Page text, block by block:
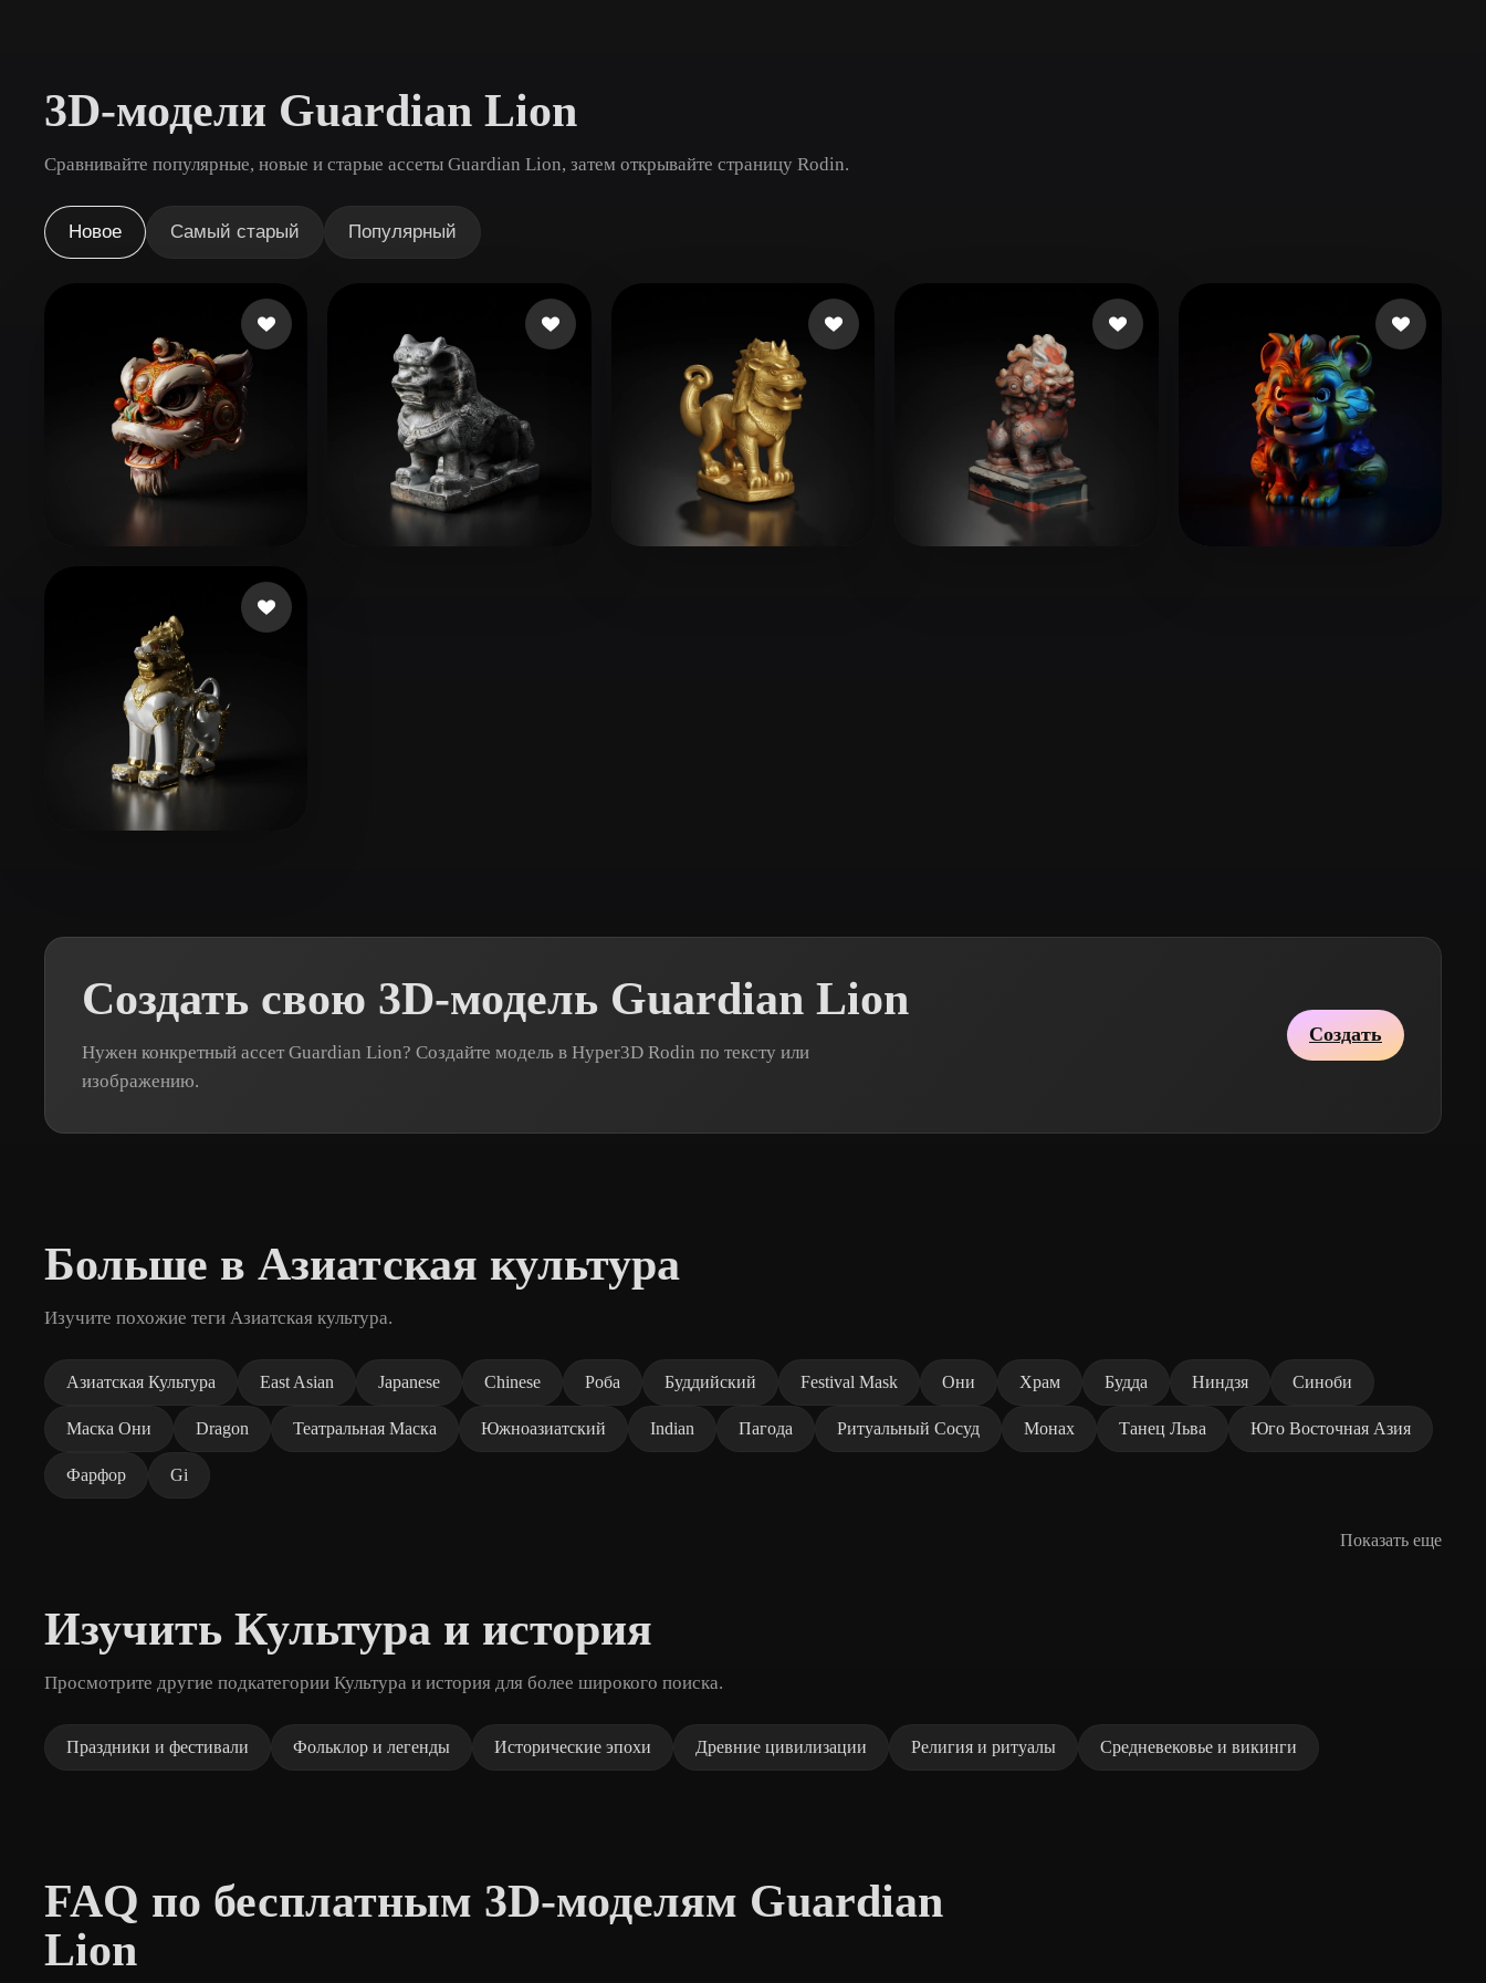
NFT Creation E-commerce
Metaverse
Design
Engineering
Плагины
Blender Unity Unreal
Cartoon Cel-Shaded Gothic
Hand-Painted Isometric Low Poly Modern
Pixel Art Realistic Stylized Voxel
3D-модели Guardian Lion
Сравнивайте популярные, новые и старые ассеты Guardian Lion, затем открывайте страницу Rodin.
Новое Самый старый Популярный
Создать свою 3D-модель Guardian Lion
Нужен конкретный ассет Guardian Lion? Создайте модель в Hyper3D Rodin по тексту или
изображению.
Создать
Больше в Азиатская культура
Изучите похожие теги Азиатская культура.
Азиатская Культура East Asian Japanese Chinese Роба Буддийский Festival Mask Они Храм Будда Ниндзя Синоби
Маска Они Dragon Театральная Маска Южноазиатский Indian Пагода Ритуальный Сосуд Монах Танец Льва Юго Восточная Азия
Фарфор Gi
Показать еще
Изучить Культура и история
Просмотрите другие подкатегории Культура и история для более широкого поиска.
Праздники и фестивали Фольклор и легенды Исторические эпохи Древние цивилизации Религия и ритуалы Средневековье и викинги
FAQ по бесплатным 3D-моделям Guardian
Lion